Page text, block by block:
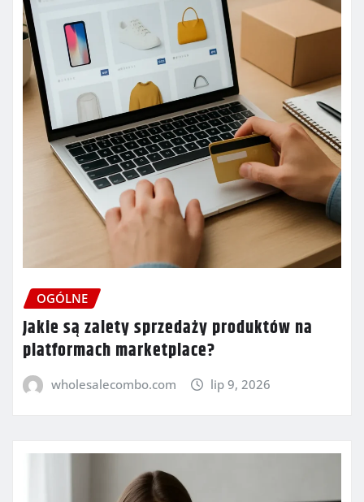
OGÓLNE
Jakie są zalety sprzedaży produktów na
platformach marketplace?
wholesalecombo.com lip 9, 2026